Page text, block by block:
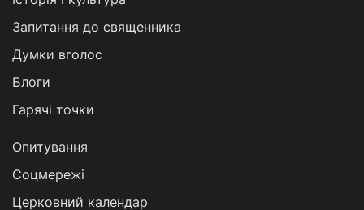
Запитання до священника
Думки вголос
Блоги
Гарячі точки
Опитування
Соцмережі
Церковний календар